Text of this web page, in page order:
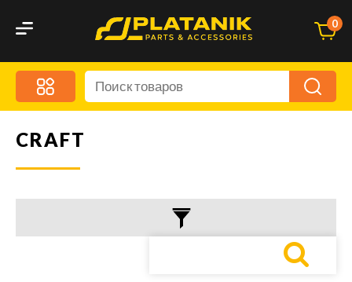
0
Акционные предложения
Дорожные аксессуары
CRAFT